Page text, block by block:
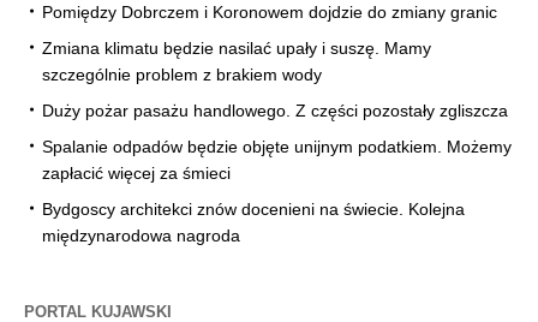
Pomiędzy Dobrczem i Koronowem dojdzie do zmiany granic
Zmiana klimatu będzie nasilać upały i suszę. Mamy
szczególnie problem z brakiem wody
Duży pożar pasażu handlowego. Z części pozostały zgliszcza
Spalanie odpadów będzie objęte unijnym podatkiem. Możemy
zapłacić więcej za śmieci
Bydgoscy architekci znów docenieni na świecie. Kolejna
międzynarodowa nagroda
PORTAL KUJAWSKI